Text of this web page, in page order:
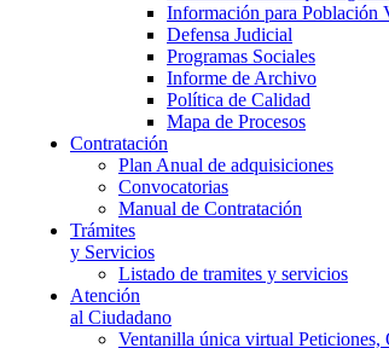
Información para Población
Defensa Judicial
Programas Sociales
Informe de Archivo
Política de Calidad
Mapa de Procesos
Contratación
Plan Anual de adquisiciones
Convocatorias
Manual de Contratación
Trámites
y Servicios
Listado de tramites y servicios
Atención
al Ciudadano
Ventanilla única virtual